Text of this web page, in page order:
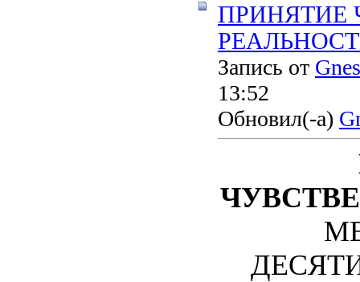
ПРИНЯТИЕ
Запись от
13:52
Обновил(-а)